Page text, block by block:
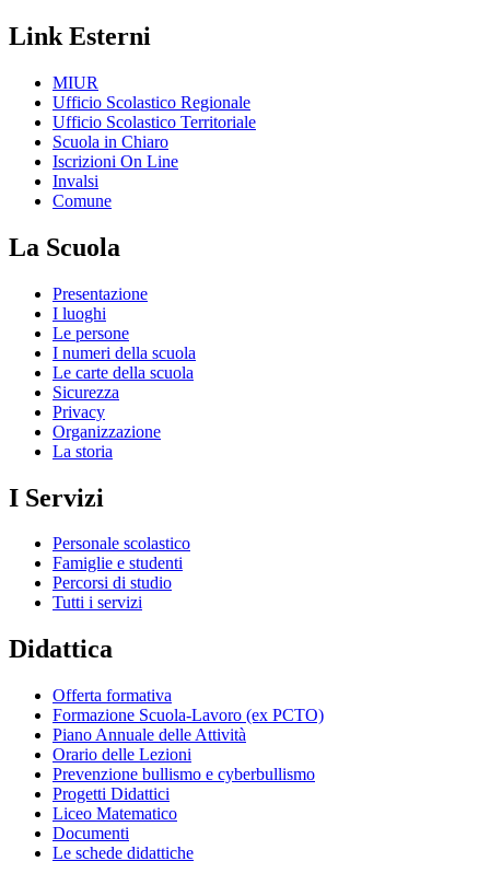
Link Esterni
MIUR
Ufficio Scolastico Regionale
Ufficio Scolastico Territoriale
Scuola in Chiaro
Iscrizioni On Line
Invalsi
Comune
La Scuola
Presentazione
I luoghi
Le persone
I numeri della scuola
Le carte della scuola
Sicurezza
Privacy
Organizzazione
La storia
I Servizi
Personale scolastico
Famiglie e studenti
Percorsi di studio
Tutti i servizi
Didattica
Offerta formativa
Formazione Scuola-Lavoro (ex PCTO)
Piano Annuale delle Attività
Orario delle Lezioni
Prevenzione bullismo e cyberbullismo
Progetti Didattici
Liceo Matematico
Documenti
Le schede didattiche